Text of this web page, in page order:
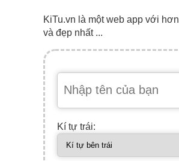
KiTu.vn là một web app với hơn
và đẹp nhất ...
Kí tự trái: